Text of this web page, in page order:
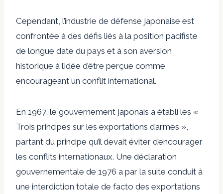
Cependant, l’industrie de défense japonaise est
confrontée à des défis liés à la position pacifiste
de longue date du pays et à son aversion
historique à l’idée d’être perçue comme
encourageant un conflit international.
En 1967, le gouvernement japonais a établi les «
Trois principes sur les exportations d’armes »,
partant du principe qu’il devait éviter d’encourager
les conflits internationaux. Une déclaration
gouvernementale de 1976 a par la suite conduit à
une interdiction totale de facto des exportations